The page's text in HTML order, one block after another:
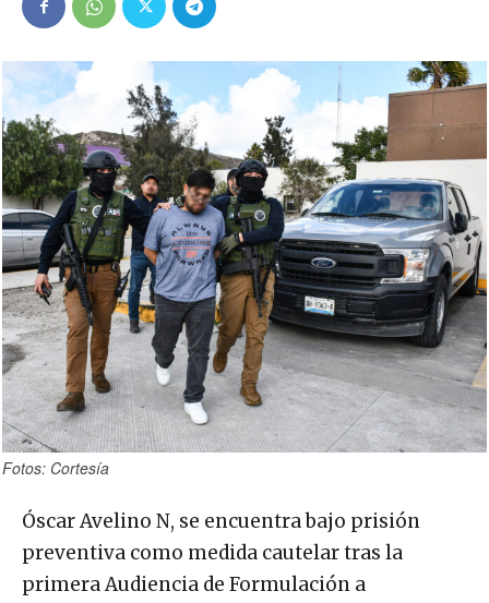
Fotos: Cortesía
Óscar Avelino N, se encuentra bajo prisión
preventiva como medida cautelar tras la
primera Audiencia de Formulación a